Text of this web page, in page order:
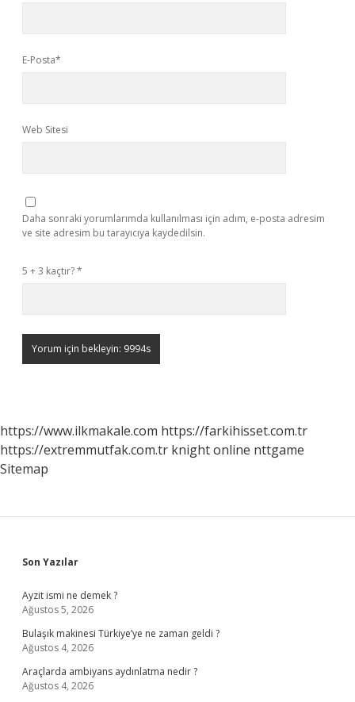
E-Posta*
Web Sitesi
Daha sonraki yorumlarımda kullanılması için adım, e-posta adresim
ve site adresim bu tarayıcıya kaydedilsin.
5 + 3 kaçtır?*
https://www.ilkmakale.com https://farkihisset.com.tr
https://extremmutfak.com.tr knight online nttgame
Sitemap
Sidebar
Son Yazılar
Ayzit ismi ne demek ?
Ağustos 5, 2026
Bulaşık makinesi Türkiye’ye ne zaman geldi ?
Ağustos 4, 2026
Araçlarda ambiyans aydınlatma nedir ?
Ağustos 4, 2026